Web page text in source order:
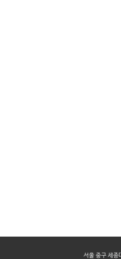
서울 중구 세